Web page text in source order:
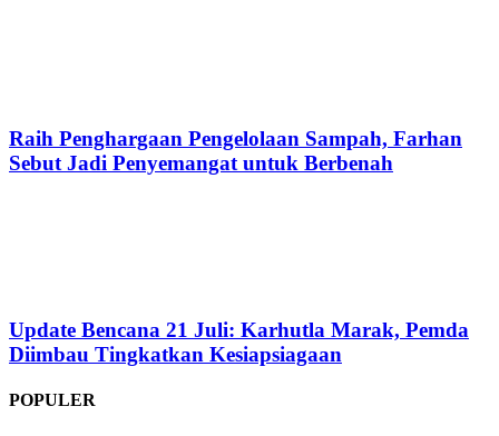
Raih Penghargaan Pengelolaan Sampah, Farhan
Sebut Jadi Penyemangat untuk Berbenah
Update Bencana 21 Juli: Karhutla Marak, Pemda
Diimbau Tingkatkan Kesiapsiagaan
POPULER